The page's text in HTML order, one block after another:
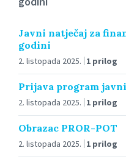
Javni natječaj za
godini
2. listopada 2025. 1 prilog
Prijava program
2. listopada 2025. 1 prilog
Obrazac PROR-POT
2. listopada 2025. 1 prilog